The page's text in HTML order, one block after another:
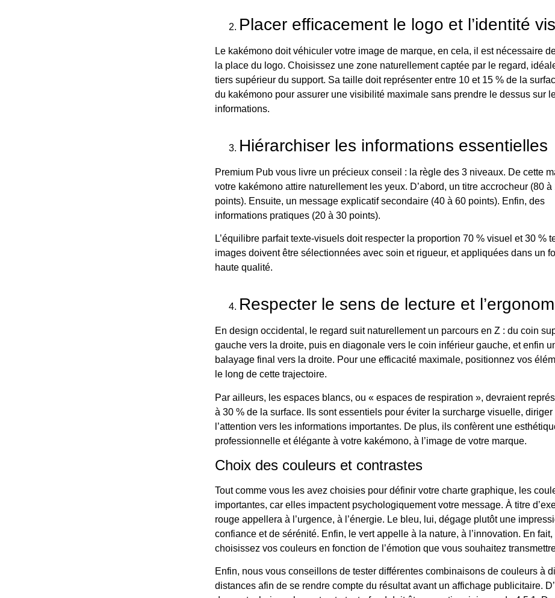
Placer efficacement le logo et l’identité
Le kakémono doit véhiculer votre image de marque, en cela, il est nécessaire
la place du logo. Choisissez une zone naturellement captée par le regard,
tiers supérieur du support. Sa taille doit représenter entre 10 et 15 % de la
du kakémono pour assurer une visibilité maximale sans prendre le dessus sur
informations.
Hiérarchiser les informations essentielles
Premium Pub vous livre un précieux conseil : la règle des 3 niveaux. De cette
votre kakémono attire naturellement les yeux. D’abord, un titre accrocheur (80 à
points). Ensuite, un message explicatif secondaire (40 à 60 points). Enfin, des
informations pratiques (20 à 30 points).
L’équilibre parfait texte-visuels doit respecter la proportion 70 % visuel et 30 %
images doivent être sélectionnées avec soin et rigueur, et appliquées dans un
haute qualité.
Respecter le sens de lecture et
En design occidental, le regard suit naturellement un parcours en Z : du coin
gauche vers la droite, puis en diagonale vers le coin inférieur gauche, et enfin
balayage final vers la droite. Pour une efficacité maximale, positionnez vos
le long de cette trajectoire.
Par ailleurs, les espaces blancs, ou « espaces de respiration », devraient
à 30 % de la surface. Ils sont essentiels pour éviter la surcharge visuelle, diriger
l’attention vers les informations importantes. De plus, ils confèrent une
professionnelle et élégante à votre kakémono, à l’image de votre marque.
Choix des couleurs et contrastes
Tout comme vous les avez choisies pour définir votre charte graphique, les
importantes, car elles impactent psychologiquement votre message. À titre
rouge appellera à l’urgence, à l’énergie. Le bleu, lui, dégage plutôt une
confiance et de sérénité. Enfin, le vert appelle à la nature, à l’innovation. En fait,
choisissez vos couleurs en fonction de l’émotion que vous souhaitez
Enfin, nous vous conseillons de tester différentes combinaisons de couleurs à
distances afin de se rendre compte du résultat avant un affichage publicitaire.